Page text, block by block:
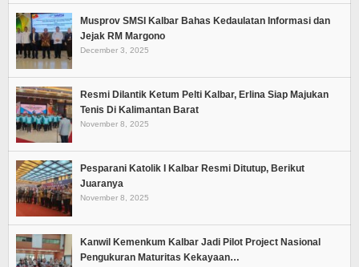
Musprov SMSI Kalbar Bahas Kedaulatan Informasi dan
Jejak RM Margono
December 3, 2025
Resmi Dilantik Ketum Pelti Kalbar, Erlina Siap Majukan
Tenis Di Kalimantan Barat
November 8, 2025
Pesparani Katolik I Kalbar Resmi Ditutup, Berikut
Juaranya
November 8, 2025
Kanwil Kemenkum Kalbar Jadi Pilot Project Nasional
Pengukuran Maturitas Kekayaan…